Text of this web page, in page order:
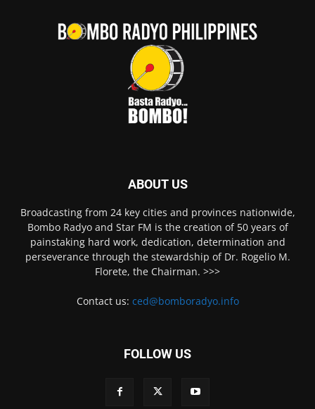
ABOUT US
Broadcasting from 24 key cities and provinces nationwide,
Bombo Radyo and Star FM is the creation of 50 years of
painstaking hard work, dedication, determination and
perseverance through the stewardship of Dr. Rogelio M.
Florete, the Chairman. >>>
Contact us: ced@bomboradyo.info
FOLLOW US